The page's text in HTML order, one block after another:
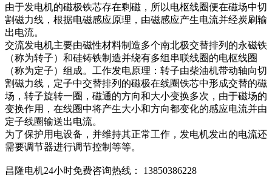
由于发电机的磁极铁芯存在剩磁，所以电枢线圈便在磁场中切
割磁力线，根据电磁感应原理，由磁感应产生电流并经炭刷输
出电流。
交流发电机主要由磁性材料制造多个南北极交替排列的永磁铁
（称为转子）和硅铸铁制造并绕有多组串联线圈的电枢线圈
（称为定子）组成。工作发电原理：转子由柴油机带动轴向切
割磁力线，定子中交替排列的磁极在线圈铁芯中形成交替的磁
场，转子旋转一圈，磁通的方向和大小变换多次，由于磁场的
变换作用，在线圈中将产生大小和方向都变化的感应电流并由
定子线圈输送出电流。
为了保护用电设备，并维持其正常工作，发电机发出的电流还
需要调节器进行调节控制等等。
昌隆电机24小时免费咨询热线： 13850386228